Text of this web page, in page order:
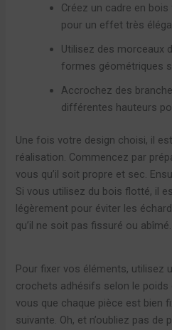
Créez un cadre en
pour un effet très
Utilisez des morceaux
formes géométriques
Accrochez des
différentes hauteurs
Une fois votre design choisi, il
réalisation. Commencez par
vous qu’il soit propre et sec.
Si vous utilisez du bois flotté, il
légèrement pour éviter les
qu’il ne soit pas fissuré ou abîmé.
Pour fixer vos éléments, utilisez
crochets adhésifs selon le poids
vous que chaque pièce est bien
suivante. Oh, et n’oubliez pas de